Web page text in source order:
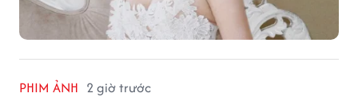
PHIM ẢNH 2 giờ trước